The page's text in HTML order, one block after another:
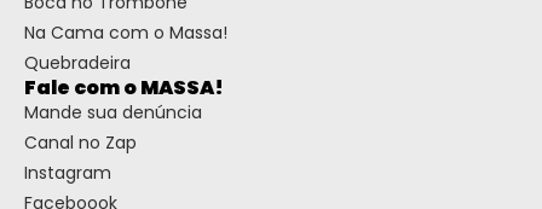
Na Cama com o Massa!
Quebradeira
Fale com o MASSA!
Mande sua denúncia
Canal no Zap
Instagram
Faceboook